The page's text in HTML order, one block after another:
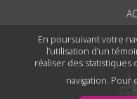
En poursuivant votre
l’utilisation d’un
réaliser des statistiques
navigation. Pour